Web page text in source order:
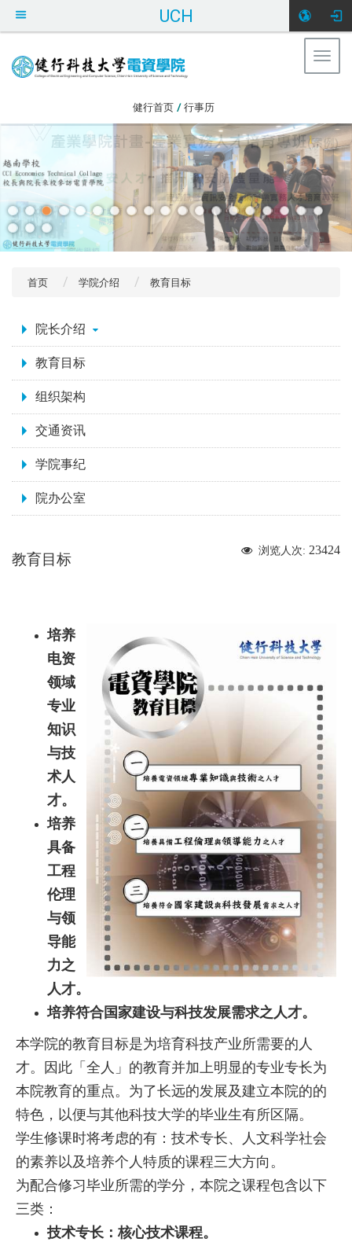
UCH
健行首页 / 行事历
首页 学院介绍 教育目标
院长介绍
教育目标
组织架构
交通资讯
学院事纪
院办公室
浏览人次: 23424
教育目标
培养
电资
领域
专业
知识
与技
术人
才。
培养
具备
工程
伦理
与领
导能
力之
人才。
培养符合国家建设与科技发展需求之人才。
本学院的教育目标是为培育科技产业所需要的人
才。因此「全人」的教育并加上明显的专业专长为
本院教育的重点。为了长远的发展及建立本院的的
特色，以便与其他科技大学的毕业生有所区隔。
学生修课时将考虑的有：技术专长、人文科学社会
的素养以及培养个人特质的课程三大方向。
为配合修习毕业所需的学分，本院之课程包含以下
三类：
技术专长：核心技术课程。